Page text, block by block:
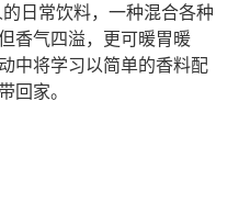
日常饮料，一种混合各种
香气四溢，更可暖胃暖
中将学习以简单的香料配
回家。